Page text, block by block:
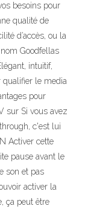
besoins pour
qualité de
d’accès, ou la
Goodfellas
intuitif,
le media
pour
sur Si vous avez
c'est lui
Activer cette
pause avant le
son et pas
activer la
ça peut être